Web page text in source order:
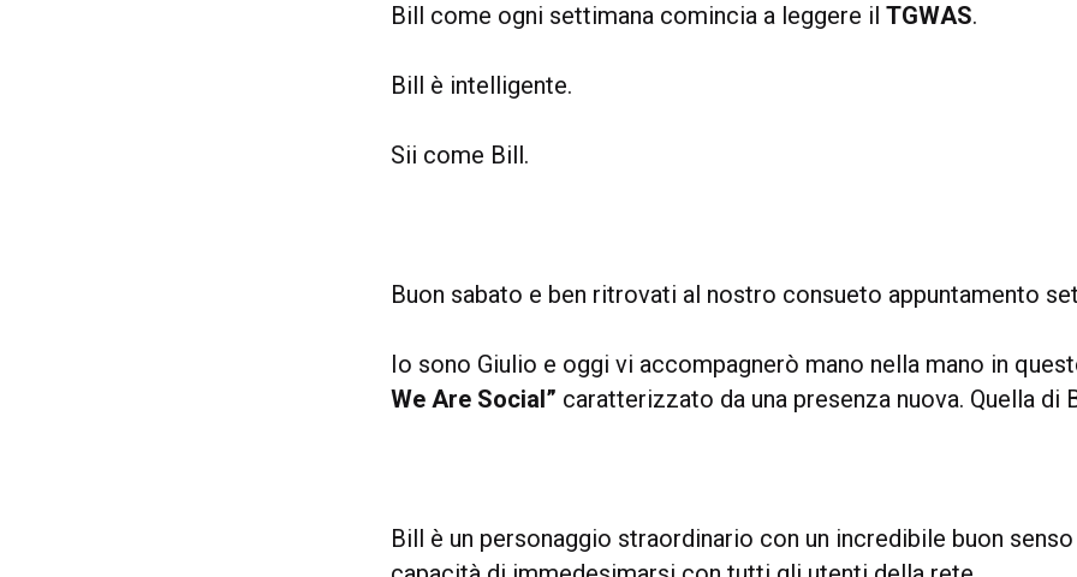
Bill come ogni settimana comincia a leggere ilTGWAS.
Bill è intelligente.
Sii come Bill.
Buon sabato e ben ritrovati al nostro consueto appuntamento
Io sono Giulio e oggi vi accompagnerò mano nella mano in
We Are Social” caratterizzato da una presenza nuova. Quella di
Bill è un personaggio straordinario con un incredibile buon senso